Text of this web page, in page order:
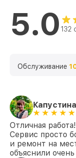
5.0 132
Обслуживание
Отличная
Сервис просто
и ремонт на
объяснили